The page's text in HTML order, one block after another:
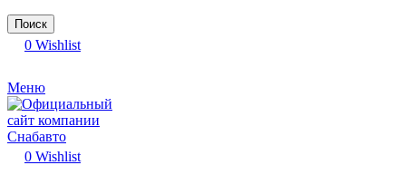
Поиск
0 Wishlist
Меню
0 Wishlist